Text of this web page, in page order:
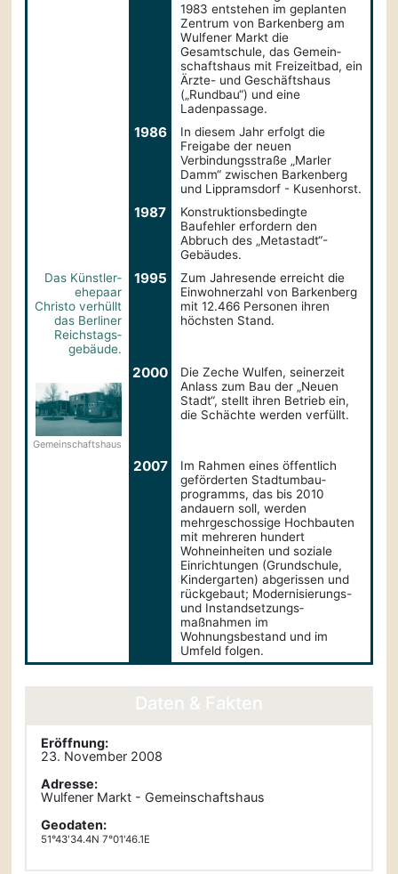
1983 entstehen im geplanten
Zentrum von Barkenberg am
Wulfener Markt die
Gesamtschule, das Gemein­
schaftshaus mit Freizeitbad, ein
Ärzte- und Geschäftshaus
(„Rundbau“) und eine
Ladenpassage.
1986
In diesem Jahr erfolgt die
Freigabe der neuen
Verbindungsstraße „Marler
Damm“ zwischen Barkenberg
und Lippramsdorf - Kusenhorst.
1987
Konstruktions­bedingte
Baufehler erfordern den
Abbruch des „Metastadt“-
Gebäudes.
Das Künstler­
ehepaar
Christo verhüllt
das Berliner
Reichstags­­
gebäude.
1995
Zum Jahresende erreicht die
Einwohnerzahl von Barkenberg
mit 12.466 Personen ihren
höchsten Stand.
Gemein­schafts­haus
2000
Die Zeche Wulfen, seinerzeit
Anlass zum Bau der „Neuen
Stadt“, stellt ihren Betrieb ein,
die Schächte werden verfüllt.
2007
Im Rahmen eines öffentlich
geförderten Stadtumbau­­
programms, das bis 2010
andauern soll, werden
mehrgeschossige Hochbauten
mit mehreren hundert
Wohneinheiten und soziale
Einrichtungen (Grundschule,
Kindergarten) abgerissen und
rückgebaut; Modernisierungs-
und Instand­setzungs­
maßnahmen im
Wohnungsbestand und im
Umfeld folgen.
Daten & Fakten
Eröffnung:
23. November 2008
Adresse:
Wulfener Markt - Gemeinschaftshaus
Geodaten:
51°43'34.4N 7°01'46.1E